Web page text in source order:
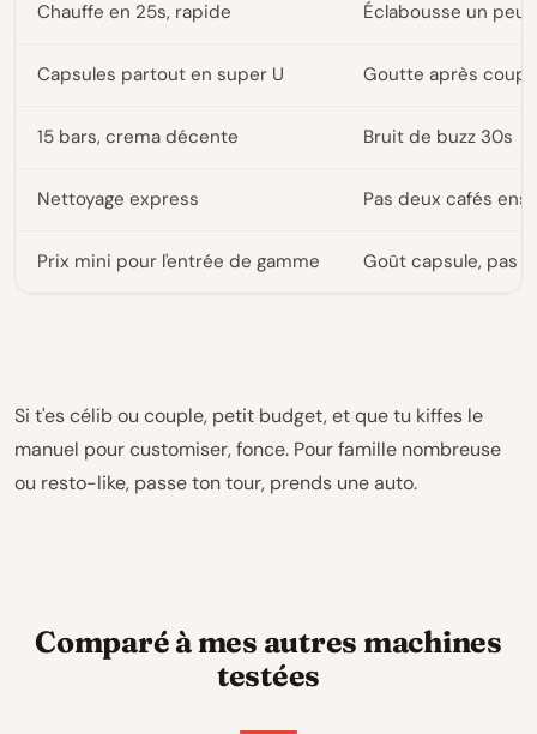
Chauffe en 25s, rapide Éclabousse un peu
Capsules partout en super U Goutte après
15 bars, crema décente Bruit de buzz 30s
Nettoyage express Pas deux cafés
Prix mini pour l'entrée de gamme Goût capsule, pas
Si t'es célib ou couple, petit budget, et que tu kiffes le
manuel pour customiser, fonce. Pour famille nombreuse
ou resto-like, passe ton tour, prends une auto.
Comparé à mes autres machines
testées